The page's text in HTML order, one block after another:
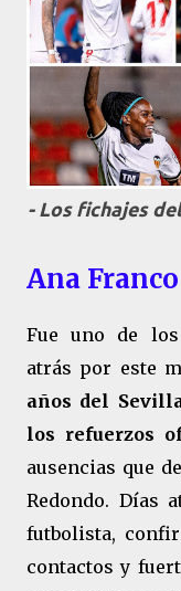
- Los fichajes
Ana Franco
Fue uno de los
atrás por este
años del
los refuerzos
ausencias que
Redondo. Días
futbolista,
contactos y